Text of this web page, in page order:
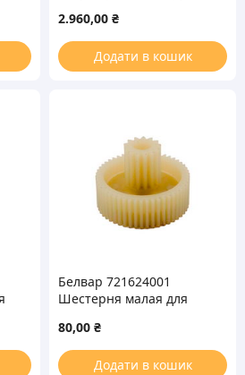
2.960,00 ₴
Додати в кошик
Белвар 721624001
Шестерня малая для
80,00 ₴
Додати в кошик